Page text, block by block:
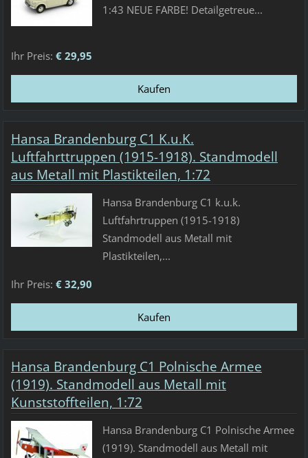
1:43 NEUE FARBE! Detailgetreue...
Ihr Preis: € 29,95
Hansa Brandenburg C1 K.u.K.
Luftfahrttruppen (1915-1918). Standmodell
aus Metall mit Plastikteilen, 1:72
Hansa Brandenburg C1 k.u.k.
Luftfahrtruppen (1915-1918)
Standmodell aus Metall mit
Plastikteilen,...
Ihr Preis: € 32,90
Hansa Brandenburg C1 Polnische Armee
(1919). Standmodell aus Metall mit
Kunststoffteilen, 1:72
Hansa Brandenburg C1 Polnische Armee
(1919). Standmodell aus Metall mit